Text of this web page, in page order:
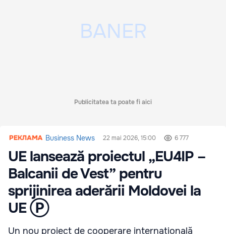
Publicitatea ta poate fi aici
Business News 22 mai 2026, 15:00 6 777
UE lansează proiectul „EU4IP –
Balcanii de Vest” pentru
sprijinirea aderării Moldovei la
UE Ⓟ
Un nou proiect de cooperare internațională